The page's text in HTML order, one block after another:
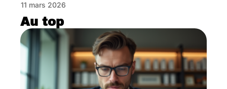
11 mars 2026
Au top